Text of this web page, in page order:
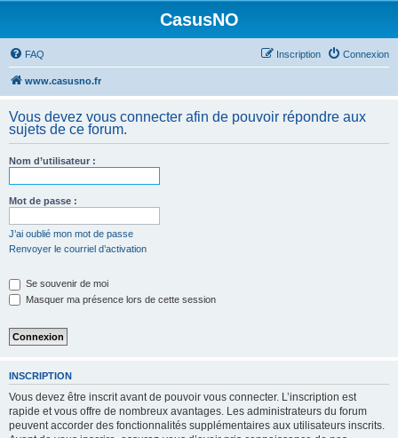
CasusNO
FAQ Connexion
Inscription
www.casusno.fr
Vous devez vous connecter afin de pouvoir répondre aux
sujets de ce forum.
Nom d’utilisateur :
Mot de passe :
J’ai oublié mon mot de passe
Renvoyer le courriel d’activation
Se souvenir de moi
Masquer ma présence lors de cette session
INSCRIPTION
Vous devez être inscrit avant de pouvoir vous connecter. L’inscription est
rapide et vous offre de nombreux avantages. Les administrateurs du forum
peuvent accorder des fonctionnalités supplémentaires aux utilisateurs inscrits.